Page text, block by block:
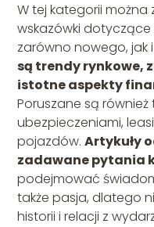
W tej kategorii można
wskazówki
zarówno nowego, jak
są trendy rynkowe,
istotne aspekty
Poruszane są
ubezpieczeniami,
pojazdów.Artykuły
zadawane pytania
podejmować
także pasja, dlatego
historii i relacji z